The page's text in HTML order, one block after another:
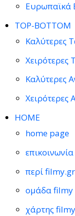
Ευρωπαϊκά
TOP-BOTTOM
Καλύτερες
Χειρότερες
Καλύτερες
Χειρότερες
HOME
home page
επικοινωνία
περί filmy.gr
ομάδα filmy
χάρτης filmy